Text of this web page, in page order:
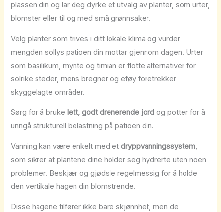
plassen din og lar deg dyrke et utvalg av planter, som urter,
blomster eller til og med små grønnsaker.
Velg planter som trives i ditt lokale klima og vurder
mengden sollys patioen din mottar gjennom dagen. Urter
som basilikum, mynte og timian er flotte alternativer for
solrike steder, mens bregner og eføy foretrekker
skyggelagte områder.
Sørg for å bruke lett, godt drenerende jord og potter for å
unngå strukturell belastning på patioen din.
Vanning kan være enkelt med etdryppvanningssystem,
som sikrer at plantene dine holder seg hydrerte uten noen
problemer. Beskjær og gjødsle regelmessig for å holde
den vertikale hagen din blomstrende.
Disse hagene tilfører ikke bare skjønnhet, men de